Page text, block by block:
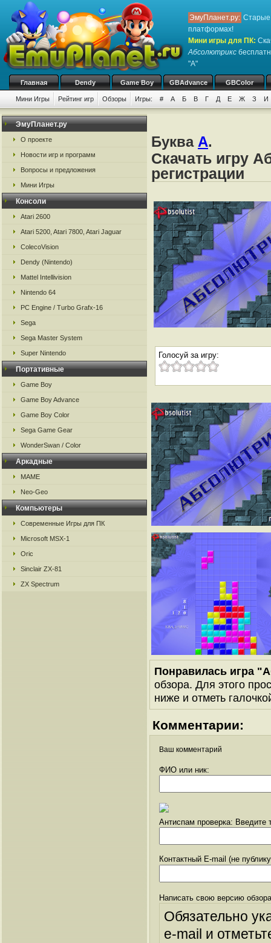
ЭмуПланет.ру: Старые
платформах!
Мини игры для ПК:
Абсолютрикс
"А"
Главная Dendy Game Boy GBAdvance GBColor
Мини Игры Рейтинг игр Обзоры Игры: # А Б В Г Д Е Ж З И
ЭмуПланет.ру
О проекте
Новости игр и программ
Вопросы и предложения
Мини Игры
Консоли
Atari 2600
Atari 5200, Atari 7800, Atari Jaguar
ColecoVision
Dendy (Nintendo)
Mattel Intellivision
Nintendo 64
PC Engine / Turbo Grafx-16
Sega
Sega Master System
Super Nintendo
Портативные
Game Boy
Game Boy Advance
Game Boy Color
Sega Game Gear
WonderSwan / Color
Аркадные
MAME
Neo-Geo
Компьютеры
Современные Игры для ПК
Microsoft MSX-1
Oric
Sinclair ZX-81
ZX Spectrum
Буква А.
Скачать игру
регистрации
Голосуй за игру:
Понравилась игра
обзора. Для этого
ниже и отметь
Комментарии:
Ваш комментарий
ФИО или ник:
Антиспам проверка: Введите
Контактный E-mail (не
Написать свою версию
Обязательно
e-mail и